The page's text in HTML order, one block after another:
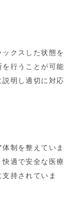
クスした状態を
行うことが可能
明し適切に対応
制を整えていま
適で安全な医療
持されていま